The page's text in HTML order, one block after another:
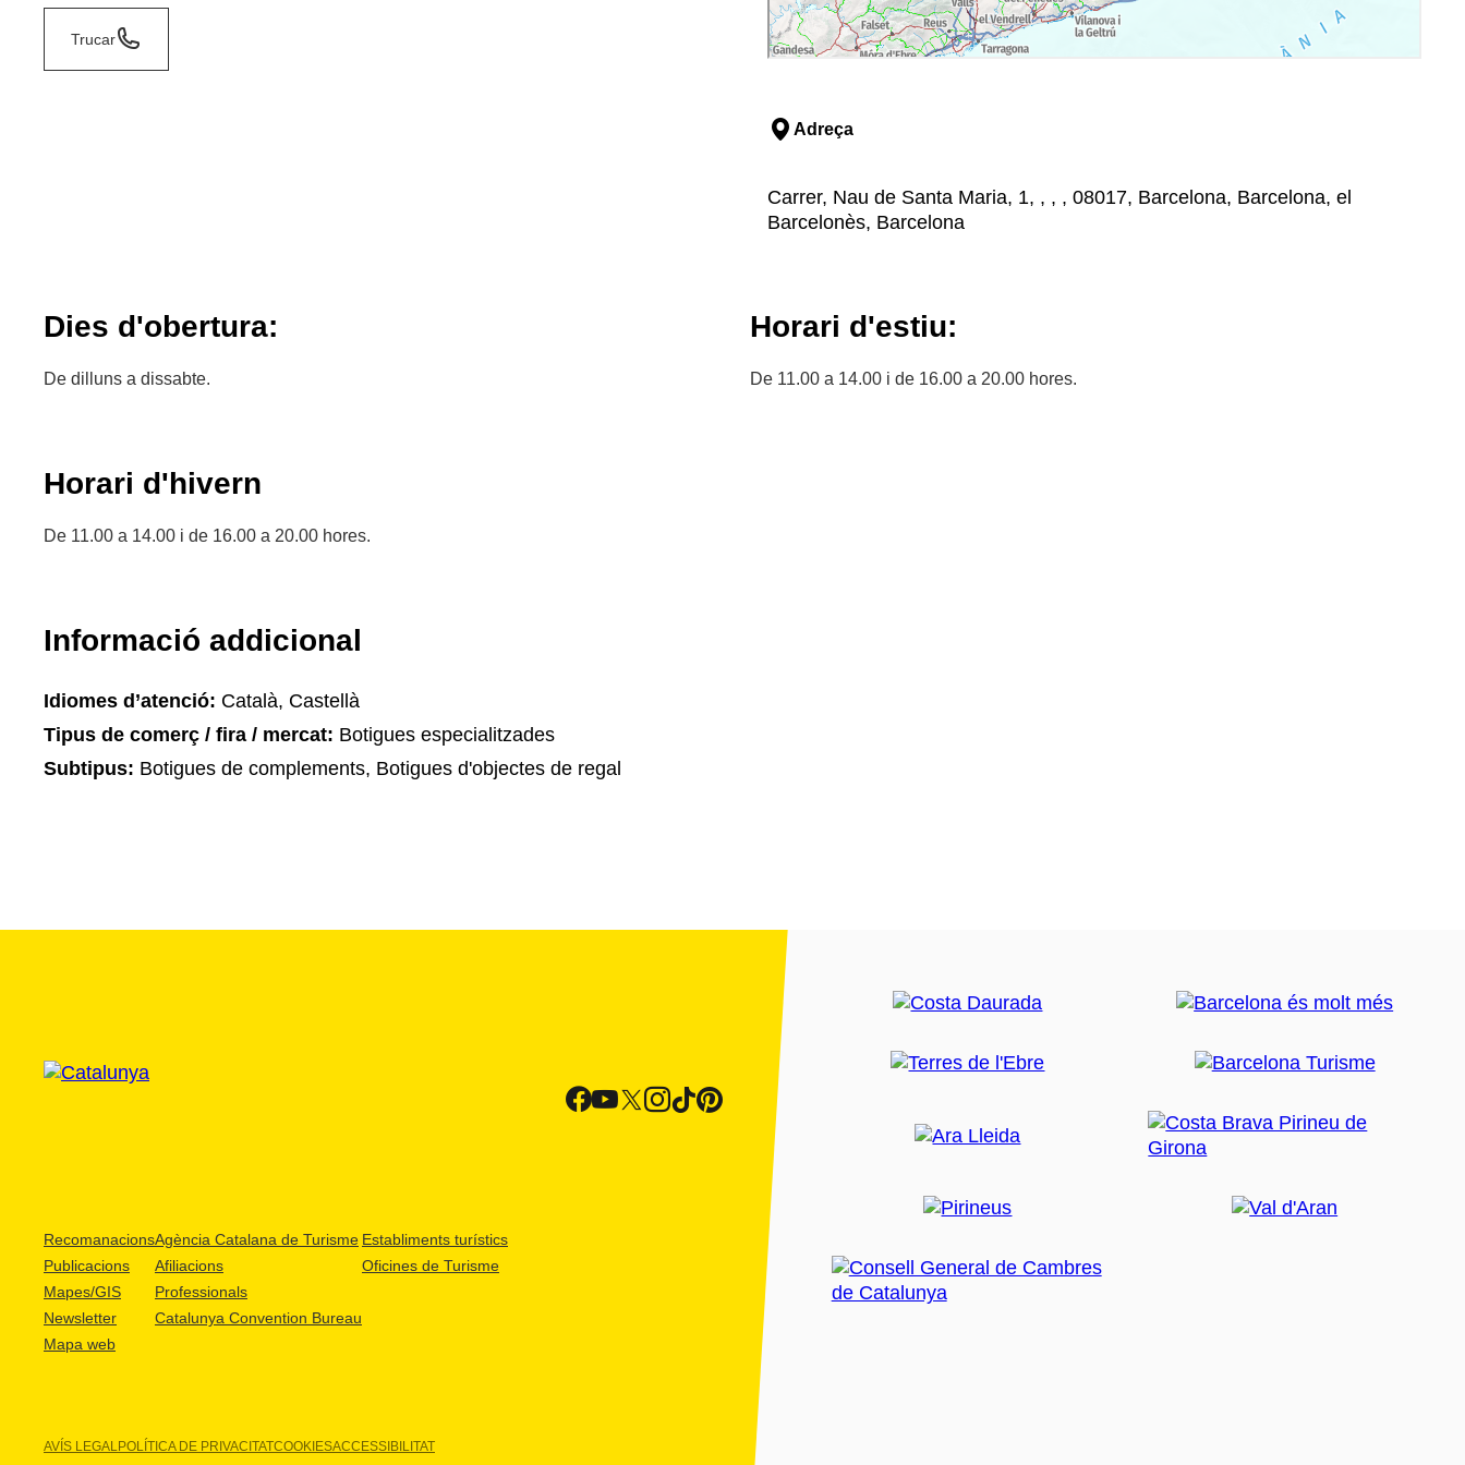
Trucar
Adreça
Carrer, Nau de Santa Maria, 1, , , , 08017, Barcelona, Barcelona, el
Barcelonès, Barcelona
Dies d'obertura:
De dilluns a dissabte.
Horari d'estiu:
De 11.00 a 14.00 i de 16.00 a 20.00 hores.
Horari d'hivern
De 11.00 a 14.00 i de 16.00 a 20.00 hores.
Informació addicional
Idiomes d’atenció: Català, Castellà
Tipus de comerç / fira / mercat: Botigues especialitzades
Subtipus: Botigues de complements, Botigues d'objectes de regal
Recomanacions
Publicacions
Mapes/GIS
Newsletter
Mapa web
Agència Catalana de Turisme
Afiliacions
Professionals
Catalunya Convention Bureau
Establiments turístics
Oficines de Turisme
AVÍS LEGALPOLÍTICA DE PRIVACITATCOOKIESACCESSIBILITAT